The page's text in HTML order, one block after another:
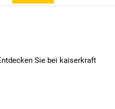
Sie bei kaiserkraft